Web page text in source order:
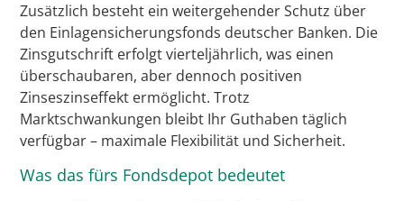
Zusätzlich besteht ein weitergehender Schutz über
den Einlagensicherungsfonds deutscher Banken. Die
Zinsgutschrift erfolgt vierteljährlich, was einen
überschaubaren, aber dennoch positiven
Zinseszinseffekt ermöglicht. Trotz
Marktschwankungen bleibt Ihr Guthaben täglich
verfügbar – maximale Flexibilität und Sicherheit.
Was das fürs Fondsdepot bedeutet